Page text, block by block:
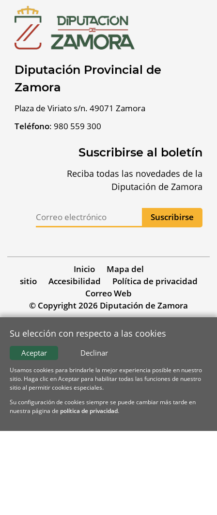
Diputación Provincial de
Zamora
Plaza de Viriato s/n. 49071 Zamora
Teléfono: 980 559 300
Suscribirse al boletín
Reciba todas las novedades de la
Diputación de Zamora
Inicio
Mapa del
sitio
Accesibilidad
Política de privacidad
Correo Web
© Copyright 2026 Diputación de Zamora
Su elección con respecto a las cookies
Declinar
Aceptar
Usamos cookies para brindarle la mejor experiencia posible en nuestro
sitio. Haga clic en Aceptar para habilitar todas las funciones de nuestro
sitio al permitir cookies especiales.
Su configuración de cookies siempre se puede cambiar más tarde en
nuestra página de política de privacidad.